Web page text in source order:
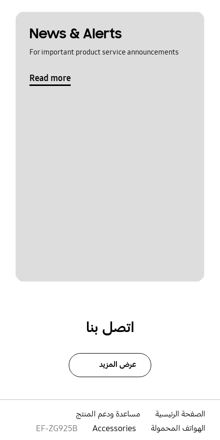
News & Alerts
For important product service announcements
Read more
اتصل بنا
عرض المزيد
الصفحة الرئيسية
مساعدة ودعم المنتج
الهواتف المحمولة
Accessories
EF-ZG925B